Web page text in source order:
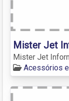
Mister Jet
Mister Jet
Acessórios